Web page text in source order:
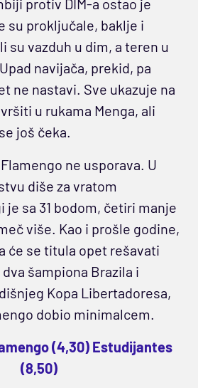
protiv DIM-a ostao je
su proključale, baklje i
vazduh u dim, a teren u
navijača, prekid, pa
ne nastavi. Sve ukazuje na
u rukama Menga, ali
još čeka.
ne usporava. U
diše za vratom
je sa 31 bodom, četiri manje
više. Kao i prošle godine,
će se titula opet rešavati
šampiona Brazila i
Kopa Libertadoresa,
dobio minimalcem.
(4,30) Estudijantes
(8,50)